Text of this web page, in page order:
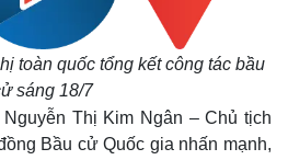
Multimedia
toàn quốc tổng kết công tác bầu
sáng 18/7
Thị Kim Ngân – Chủ tịch
Bầu cử Quốc gia nhấn mạnh,